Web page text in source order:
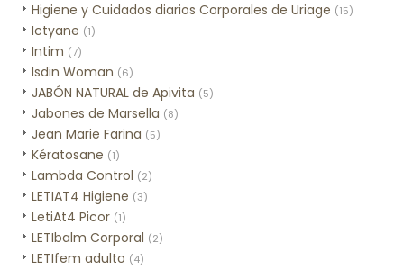
Higiene y Cuidados diarios Corporales de Uriage (15)
Ictyane (1)
Intim (7)
Isdin Woman (6)
JABÓN NATURAL de Apivita (5)
Jabones de Marsella (8)
Jean Marie Farina (5)
Kératosane (1)
Lambda Control (2)
LETIAT4 Higiene (3)
LetiAt4 Picor (1)
LETIbalm Corporal (2)
LETIfem adulto (4)